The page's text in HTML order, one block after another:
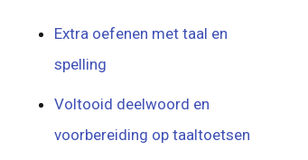
Extra oefenen met taal en
spelling
Voltooid deelwoord en
voorbereiding op taaltoetsen